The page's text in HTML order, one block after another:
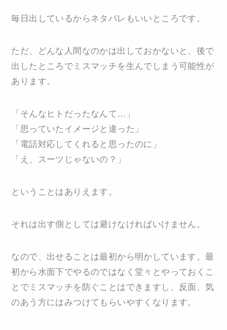
毎日出しているからネタバレもいいところです。
ただ、どんな人間なのかは出しておかないと、後で
出したところでミスマッチを生んでしまう可能性が
あります。
「そんなヒトだったなんて…」
「思っていたイメージと違った」
「電話対応してくれると思ったのに」
「え、スーツじゃないの？」
ということはありえます。
それは出す側としては避けなければいけません。
なので、出せることは最初から明かしています。最
初から水面下でやるのではなく堂々とやっておくこ
とでミスマッチを防ぐことはできますし、反面、気
のあう方にはみつけてもらいやすくなります。